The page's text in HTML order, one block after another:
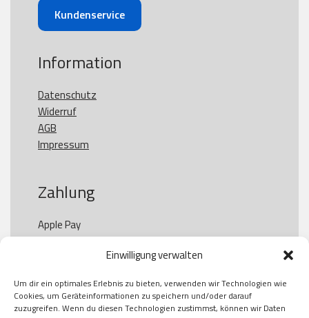
Einwilligung verwalten
Um dir ein optimales Erlebnis zu bieten, verwenden wir Technologien wie
Cookies, um Geräteinformationen zu speichern und/oder darauf
zuzugreifen. Wenn du diesen Technologien zustimmst, können wir Daten
Kundenservice
Information
Datenschutz
Widerruf
AGB
Impressum
Zahlung
Apple Pay
Paypal
Kauf auf Rechung
Klarna